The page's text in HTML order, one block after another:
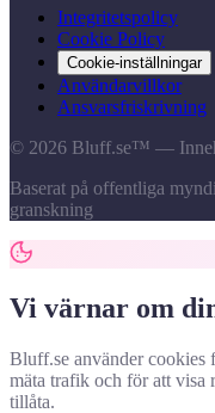
Integritetspolicy
Cookie Policy
Cookie-inställningar
Användarvillkor
Ansvarsfriskrivning
© 2026 Bluff.se™ —
Baserat på offentliga
granskning
Vi värnar om
Bluff.se använder cookies
mäta trafik och för att visa
tillåta.